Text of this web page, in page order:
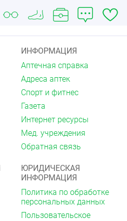
ИНФОРМАЦИЯ
Аптечная справка
Адреса аптек
Спорт и фитнес
Газета
Интернет ресурсы
Мед. учреждения
Обратная связь
ЮРИДИЧЕСКАЯ
ИНФОРМАЦИЯ
Политика по обработке
персональных данных
Пользовательское